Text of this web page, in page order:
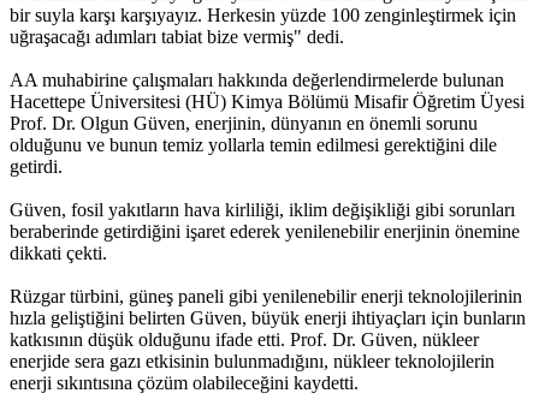
bir suyla karşı karşıyayız. Herkesin yüzde 100 zenginleştirmek için
uğraşacağı adımları tabiat bize vermiş" dedi.
AA muhabirine çalışmaları hakkında değerlendirmelerde bulunan
Hacettepe Üniversitesi (HÜ) Kimya Bölümü Misafir Öğretim Üyesi
Prof. Dr. Olgun Güven, enerjinin, dünyanın en önemli sorunu
olduğunu ve bunun temiz yollarla temin edilmesi gerektiğini dile
getirdi.
Güven, fosil yakıtların hava kirliliği, iklim değişikliği gibi sorunları
beraberinde getirdiğini işaret ederek yenilenebilir enerjinin önemine
dikkati çekti.
Rüzgar türbini, güneş paneli gibi yenilenebilir enerji teknolojilerinin
hızla geliştiğini belirten Güven, büyük enerji ihtiyaçları için bunların
katkısının düşük olduğunu ifade etti. Prof. Dr. Güven, nükleer
enerjide sera gazı etkisinin bulunmadığını, nükleer teknolojilerin
enerji sıkıntısına çözüm olabileceğini kaydetti.